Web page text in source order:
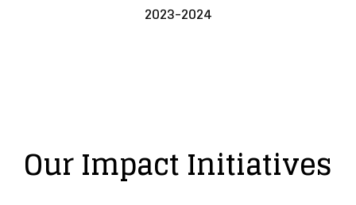
2023-2024
Our Impact Initiatives